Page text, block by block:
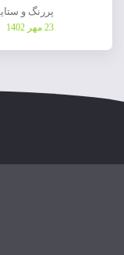
پررنگ و
23 مهر 1402